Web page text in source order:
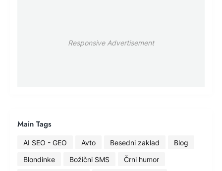
Responsive Advertisement
Main Tags
AI SEO - GEO Avto Besedni zaklad
Blog
Blondinke
Božični SMS
Črni humor